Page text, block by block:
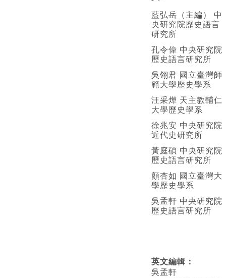
藍弘岳（主編） 中
央研究院歷史語言
研究所
孔令偉 中央研究院
歷史語言研究所
吳翎君 國立臺灣師
範大學歷史學系
汪采燁 天主教輔仁
大學歷史學系
徐兆安 中央研究院
近代史研究所
黃庭碩 中央研究院
歷史語言研究所
顏杏如 國立臺灣大
學歷史學系
吳孟軒 中央研究院
歷史語言研究所
英文編輯 ：
吳孟軒